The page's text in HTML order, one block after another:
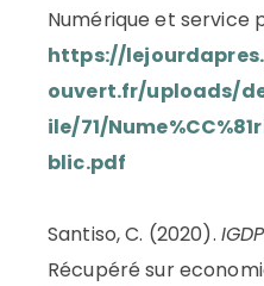
Numérique et service
https://
ouvert.fr/uploads/
ile/71/
blic.pdf
Santiso, C. (2020).
Récupéré sur